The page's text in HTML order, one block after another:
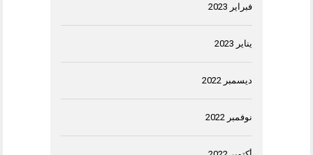
فبراير 2023
يناير 2023
ديسمبر 2022
نوفمبر 2022